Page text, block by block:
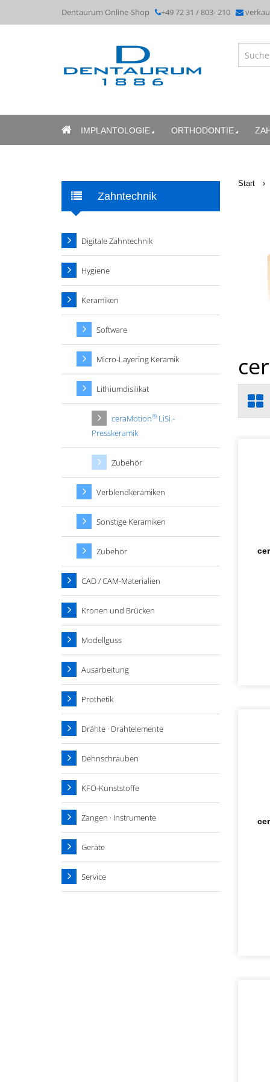
Dentaurum Online-Shop +49 72 31 / 803- 210
IMPLANTOLOGIE ORTHODONTIE
Start
Zahntechnik
Digitale Zahntechnik
Hygiene
Keramiken
Software
Micro-Layering Keramik
Lithiumdisilikat
ceraMotion® LiSi -
Presskeramik
Zubehör
Verblendkeramiken
Sonstige Keramiken
Zubehör
CAD / CAM-Materialien
Kronen und Brücken
Modellguss
Ausarbeitung
Prothetik
Drähte · Drahtelemente
Dehnschrauben
KFO-Kunststoffe
Zangen · Instrumente
Geräte
Service